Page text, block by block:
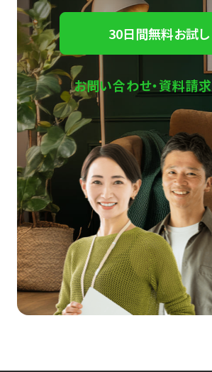
30日間無料お試し
お問い合わせ・資料請求